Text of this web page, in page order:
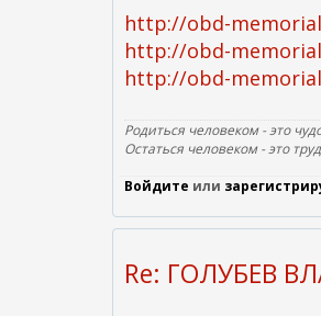
http://obd-
http://obd-
http://obd-
Родиться человеком - это
Остаться человеком - это
Войдите или
Re: ГОЛУБЕВ